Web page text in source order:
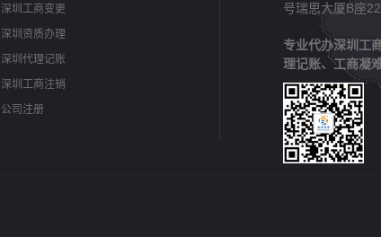
深圳工商变更
深圳资质办理
深圳代理记账
深圳工商注销
公司注册
号瑞思大厦B座
专业代办深圳工
理记账、工商凝